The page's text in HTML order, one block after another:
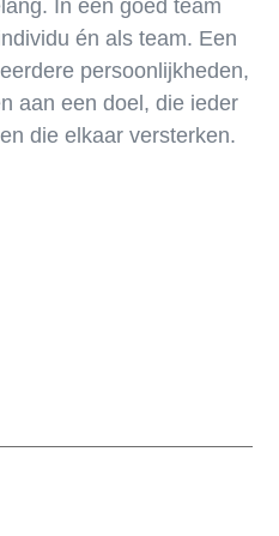
In een goed team
én als team. Een
persoonlijkheden,
aan een doel, die ieder
die elkaar versterken.